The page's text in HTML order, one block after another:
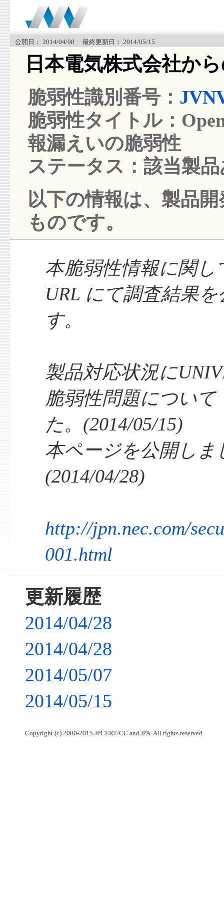
公開日： 2014/04/08 最終更新日： 2014/05/15
日本電気株式会社か
脆弱性識別番号：
脆弱性タイトル：
報漏えいの脆弱性
ステータス：該当製
以下の情報は、製品
ものです。
本脆弱性情報に関し
URL にて調査結果
す。
製品対応状況に
脆弱性問題について
た。(2014/05/15)
本ページを公開しま
(2014/04/28)
http://jpn.nec.com/
001.html
更新履歴
2014/04/28
2014/04/28
2014/05/07
2014/05/15
Copyright (c) 2000-2015 JPCERT/CC and IPA. All rights reserved.